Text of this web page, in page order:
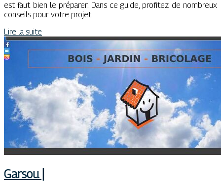
est faut bien le préparer. Dans ce guide, profitez de nombreux
conseils pour votre projet.
Lire la suite
Garsou |